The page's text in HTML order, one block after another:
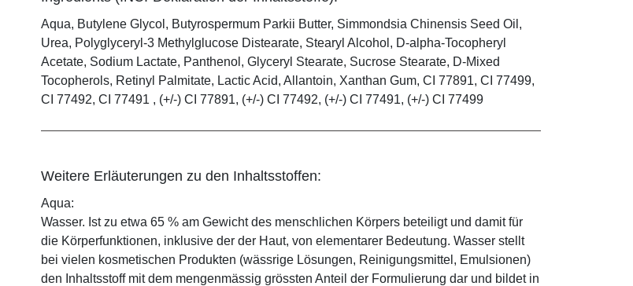
Aqua, Butylene Glycol, Butyrospermum Parkii Butter, Simmondsia Chinensis Seed Oil,
Urea, Polyglyceryl-3 Methylglucose Distearate, Stearyl Alcohol, D-alpha-Tocopheryl
Acetate, Sodium Lactate, Panthenol, Glyceryl Stearate, Sucrose Stearate, D-Mixed
Tocopherols, Retinyl Palmitate, Lactic Acid, Allantoin, Xanthan Gum, CI 77891, CI 77499,
CI 77492, CI 77491 , (+/-) CI 77891, (+/-) CI 77492, (+/-) CI 77491, (+/-) CI 77499
Weitere Erläuterungen zu den Inhaltsstoffen:
Aqua:
Wasser. Ist zu etwa 65 % am Gewicht des menschlichen Körpers beteiligt und damit für
die Körperfunktionen, inklusive der der Haut, von elementarer Bedeutung. Wasser stellt
bei vielen kosmetischen Produkten (wässrige Lösungen, Reinigungsmittel, Emulsionen)
den Inhaltsstoff mit dem mengenmässig grössten Anteil der Formulierung dar und bildet in